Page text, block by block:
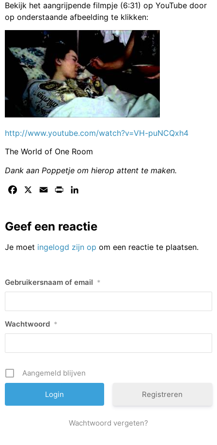
Bekijk het aangrijpende filmpje (6:31) op YouTube door
op onderstaande afbeelding te klikken:
http://www.youtube.com/watch?v=VH-puNCQxh4
The World of One Room
Dank aan Poppetje om hierop attent te maken.
Facebook Email Print
Geef een reactie
Je moet ingelogd zijn op om een reactie te plaatsen.
Gebruikersnaam of email *
Wachtwoord *
Aangemeld blijven
Registreren
Wachtwoord vergeten?